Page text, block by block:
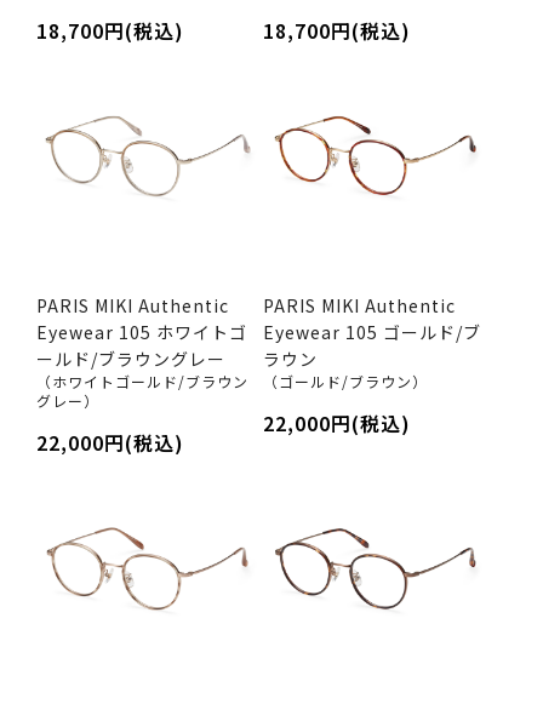
18,700円(税込) 18,700円(税込)
PARIS MIKI Authentic
Eyewear 105 ホワイトゴ
ールド/ブラウングレー
（ホワイトゴールド/ブラウン
グレー）
22,000円(税込)
PARIS MIKI Authentic
Eyewear 105 ゴールド/ブ
ラウン
（ゴールド/ブラウン）
22,000円(税込)